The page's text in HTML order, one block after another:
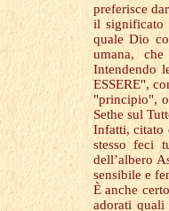
preferisce
il significato
quale Dio
umana,
Intendendo
ESSERE",
"principio",
Sethe sul
Infatti, citato
stesso feci
dell’albero
sensibile e
È anche
adorati